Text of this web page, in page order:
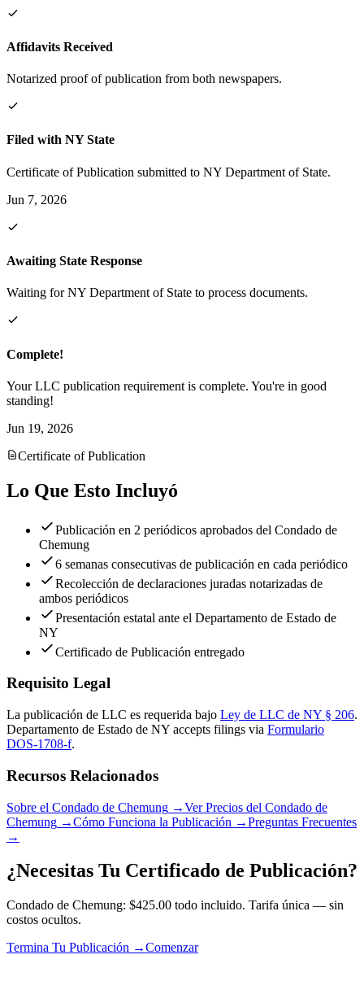
Affidavits Received
Notarized proof of publication from both newspapers.
Filed with NY State
Certificate of Publication submitted to NY Department of State.
Jun 7, 2026
Awaiting State Response
Waiting for NY Department of State to process documents.
Complete!
Your LLC publication requirement is complete. You're in good
standing!
Jun 19, 2026
Certificate of Publication
Lo Que Esto Incluyó
Publicación en 2 periódicos aprobados del Condado de
Chemung
6 semanas consecutivas de publicación en cada periódico
Recolección de declaraciones juradas notarizadas de
ambos periódicos
Presentación estatal ante el Departamento de Estado de
NY
Certificado de Publicación entregado
Requisito Legal
La publicación de LLC es requerida bajo Ley de LLC de NY § 206.
Departamento de Estado de NY accepts filings via Formulario
DOS-1708-f.
Recursos Relacionados
Sobre el Condado de Chemung →Ver Precios del Condado de
Chemung →Cómo Funciona la Publicación →Preguntas Frecuentes
→
¿Necesitas Tu Certificado de Publicación?
Condado de Chemung: $425.00 todo incluido. Tarifa única — sin
costos ocultos.
Termina Tu Publicación →Comenzar